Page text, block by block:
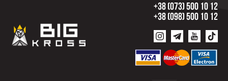
+38 (073) 500 10 12
+38 (098) 500 10 12